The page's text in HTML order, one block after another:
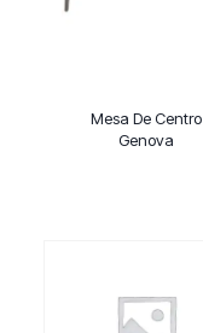
Mesa De Centro
Genova